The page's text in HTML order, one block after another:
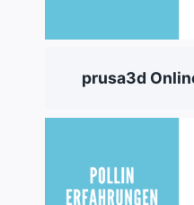
prusa3d